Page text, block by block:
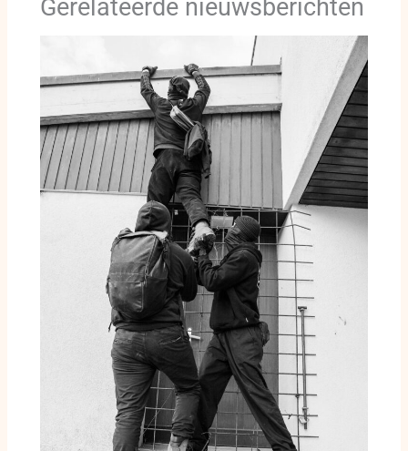
Gerelateerde nieuwsberichten